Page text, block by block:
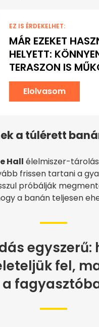
EZ IS ÉRDEKELHET:
MÁR EZEKET
HELYETT:
TERASZON IS
Elolvasom
a túlérett
Hall élelmiszer-
frissen tartani a
próbálják
a banán teljesen
egyszerű:
fel,
a